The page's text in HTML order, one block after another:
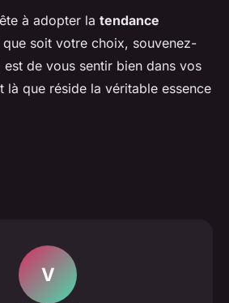
à adopter la tendance
que soit votre choix, souvenez-
est de vous sentir bien dans vos
là que réside la véritable essence
V